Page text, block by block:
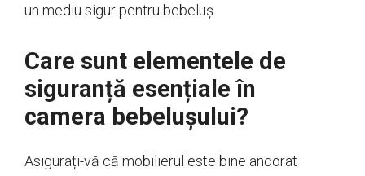
un mediu sigur pentru bebeluș.
Care sunt elementele de
siguranță esențiale în
camera bebelușului?
Asigurați-vă că mobilierul este bine ancorat